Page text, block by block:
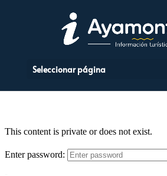
Seleccionar página